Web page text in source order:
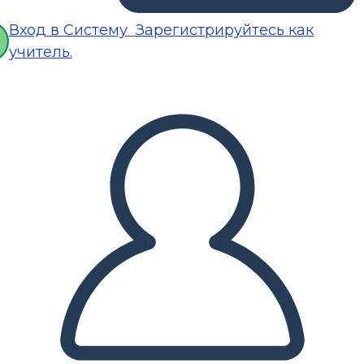
Вход в Систему Зарегистрируйтесь как
учитель.